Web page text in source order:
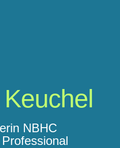
NBHC